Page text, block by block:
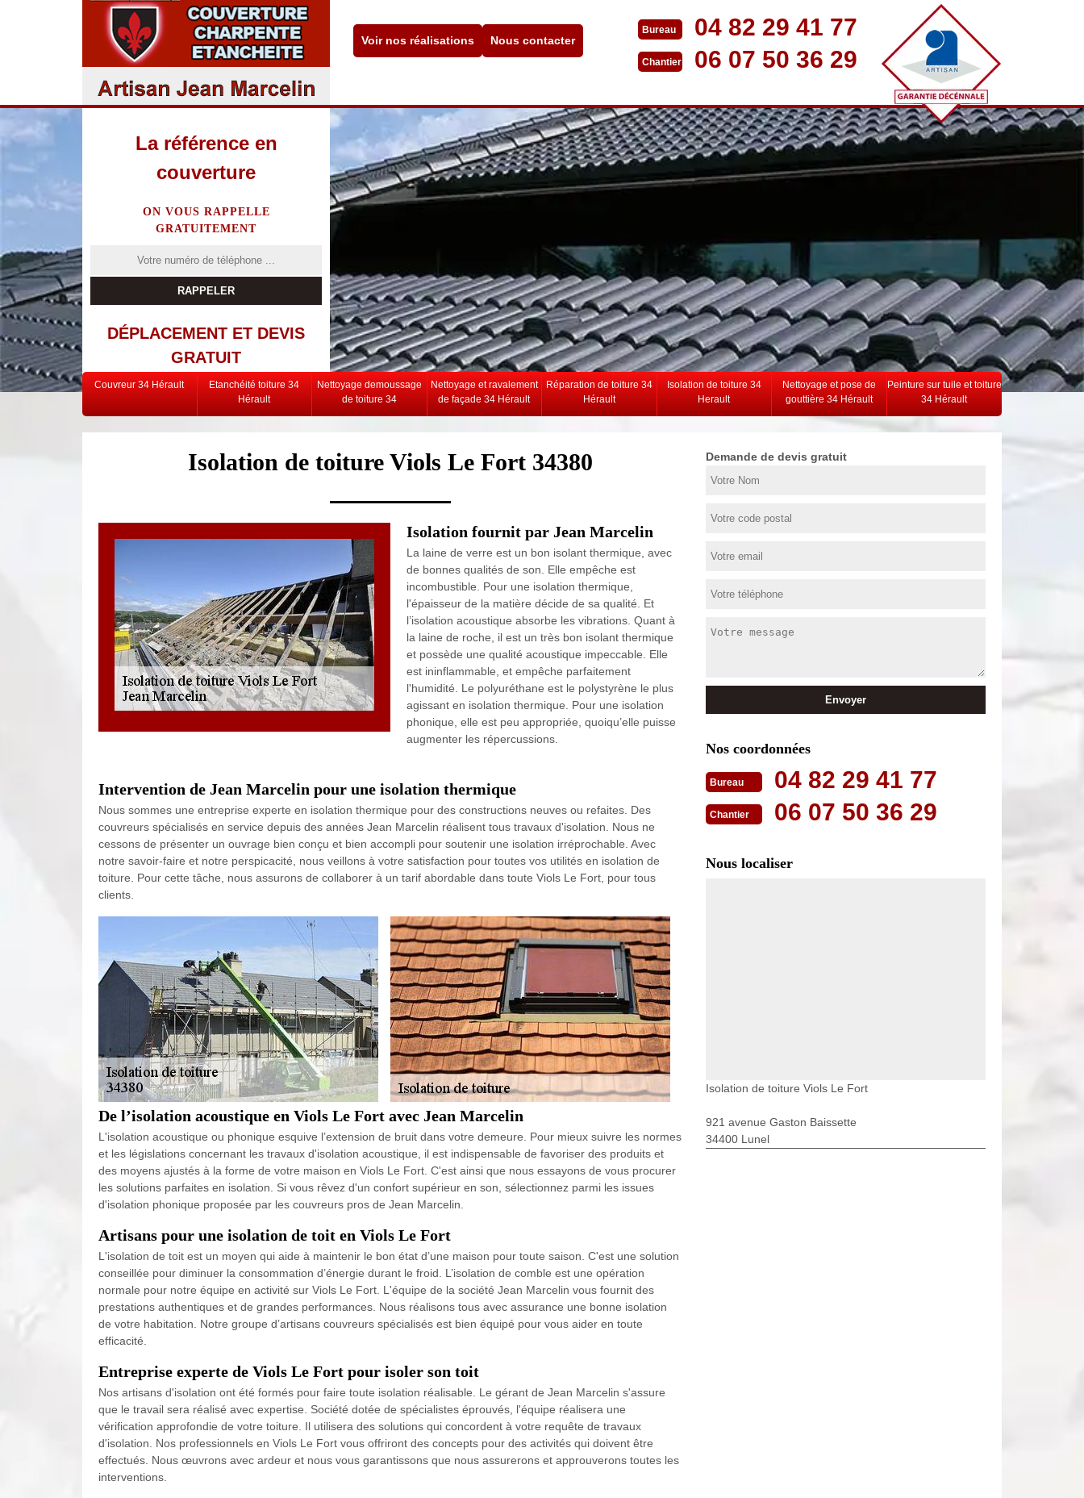
Voir nos réalisations Nous contacter
Bureau 04 82 29 41 77
Chantier 06 07 50 36 29
La référence en
couverture
ON VOUS RAPPELLE
GRATUITEMENT
DÉPLACEMENT ET DEVIS
GRATUIT
Couvreur 34 Hérault
Etanchéité toiture 34
Hérault
Nettoyage demoussage
de toiture 34
Nettoyage et ravalement
de façade 34 Hérault
Réparation de toiture 34
Hérault
Isolation de toiture 34
Herault
Nettoyage et pose de
gouttière 34 Hérault
Peinture sur tuile et toiture
34 Hérault
Isolation de toiture Viols Le Fort 34380
Isolation fournit par Jean Marcelin
La laine de verre est un bon isolant thermique, avec
de bonnes qualités de son. Elle empêche est
incombustible. Pour une isolation thermique,
l'épaisseur de la matière décide de sa qualité. Et
l’isolation acoustique absorbe les vibrations. Quant à
la laine de roche, il est un très bon isolant thermique
et possède une qualité acoustique impeccable. Elle
est ininflammable, et empêche parfaitement
l'humidité. Le polyuréthane est le polystyrène le plus
agissant en isolation thermique. Pour une isolation
phonique, elle est peu appropriée, quoiqu’elle puisse
augmenter les répercussions.
Intervention de Jean Marcelin pour une isolation thermique
Nous sommes une entreprise experte en isolation thermique pour des constructions neuves ou refaites. Des
couvreurs spécialisés en service depuis des années Jean Marcelin réalisent tous travaux d'isolation. Nous ne
cessons de présenter un ouvrage bien conçu et bien accompli pour soutenir une isolation irréprochable. Avec
notre savoir-faire et notre perspicacité, nous veillons à votre satisfaction pour toutes vos utilités en isolation de
toiture. Pour cette tâche, nous assurons de collaborer à un tarif abordable dans toute Viols Le Fort, pour tous
clients.
De l’isolation acoustique en Viols Le Fort avec Jean Marcelin
L'isolation acoustique ou phonique esquive l’extension de bruit dans votre demeure. Pour mieux suivre les normes
et les législations concernant les travaux d'isolation acoustique, il est indispensable de favoriser des produits et
des moyens ajustés à la forme de votre maison en Viols Le Fort. C'est ainsi que nous essayons de vous procurer
les solutions parfaites en isolation. Si vous rêvez d'un confort supérieur en son, sélectionnez parmi les issues
d'isolation phonique proposée par les couvreurs pros de Jean Marcelin.
Artisans pour une isolation de toit en Viols Le Fort
L'isolation de toit est un moyen qui aide à maintenir le bon état d’une maison pour toute saison. C'est une solution
conseillée pour diminuer la consommation d’énergie durant le froid. L’isolation de comble est une opération
normale pour notre équipe en activité sur Viols Le Fort. L'équipe de la société Jean Marcelin vous fournit des
prestations authentiques et de grandes performances. Nous réalisons tous avec assurance une bonne isolation
de votre habitation. Notre groupe d’artisans couvreurs spécialisés est bien équipé pour vous aider en toute
efficacité.
Entreprise experte de Viols Le Fort pour isoler son toit
Nos artisans d'isolation ont été formés pour faire toute isolation réalisable. Le gérant de Jean Marcelin s'assure
que le travail sera réalisé avec expertise. Société dotée de spécialistes éprouvés, l'équipe réalisera une
vérification approfondie de votre toiture. Il utilisera des solutions qui concordent à votre requête de travaux
d'isolation. Nos professionnels en Viols Le Fort vous offriront des concepts pour des activités qui doivent être
effectués. Nous œuvrons avec ardeur et nous vous garantissons que nous assurerons et approuverons toutes les
interventions.
Demande de devis gratuit
Nos coordonnées
Bureau 04 82 29 41 77
Chantier 06 07 50 36 29
Nous localiser
Isolation de toiture Viols Le Fort
921 avenue Gaston Baissette
34400 Lunel